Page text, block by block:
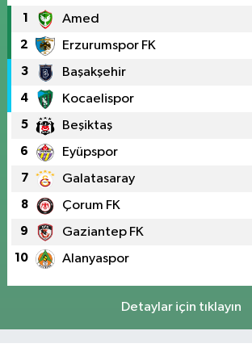
1 Amed
2 Erzurumspor FK
3 Başakşehir
4 Kocaelispor
5 Beşiktaş
6 Eyüpspor
7 Galatasaray
8 Çorum FK
9 Gaziantep FK
10 Alanyaspor
Detaylar için tıklayın